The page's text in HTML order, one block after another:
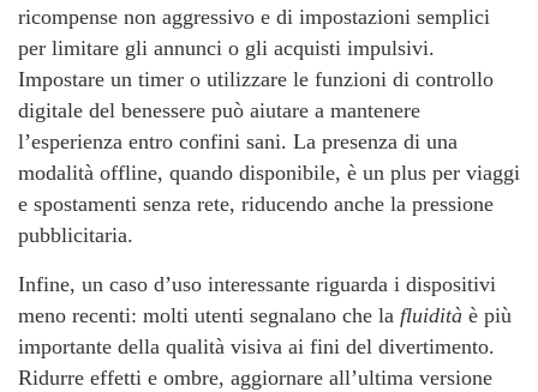
ricompense non aggressivo e di impostazioni semplici
per limitare gli annunci o gli acquisti impulsivi.
Impostare un timer o utilizzare le funzioni di controllo
digitale del benessere può aiutare a mantenere
l’esperienza entro confini sani. La presenza di una
modalità offline, quando disponibile, è un plus per viaggi
e spostamenti senza rete, riducendo anche la pressione
pubblicitaria.
Infine, un caso d’uso interessante riguarda i dispositivi
meno recenti: molti utenti segnalano che la fluidità è più
importante della qualità visiva ai fini del divertimento.
Ridurre effetti e ombre, aggiornare all’ultima versione